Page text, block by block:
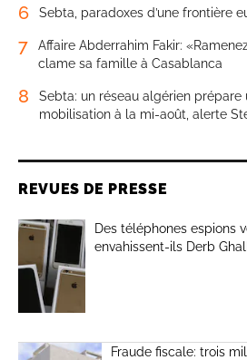
6 Sebta, paradoxes d’une frontière
7
Affaire Abderrahim Fakir:
clame sa famille à Casablanca
8
Sebta: un réseau algérien prépare
mobilisation à la mi-août, alerte
REVUES DE PRESSE
Des téléphones espions
envahissent-ils Derb
Fraude fiscale: trois